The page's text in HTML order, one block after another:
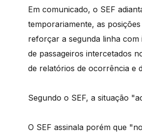
Em comunicado, o SEF
temporariamente, as
reforçar a segunda linha com
de passageiros intercetados
de relatórios de ocorrência e
Segundo o SEF, a situação
O SEF assinala porém que